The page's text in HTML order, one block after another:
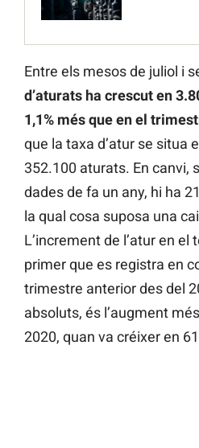
Entre els mesos de juliol i
d’aturats ha crescut en
1,1% més que en el
que la taxa d’atur se situa
352.100 aturats. En canvi,
dades de fa un any, hi ha
la qual cosa suposa una
L’increment de l’atur en
primer que es registra en
trimestre anterior des del
absoluts, és l’augment
2020, quan va créixer en